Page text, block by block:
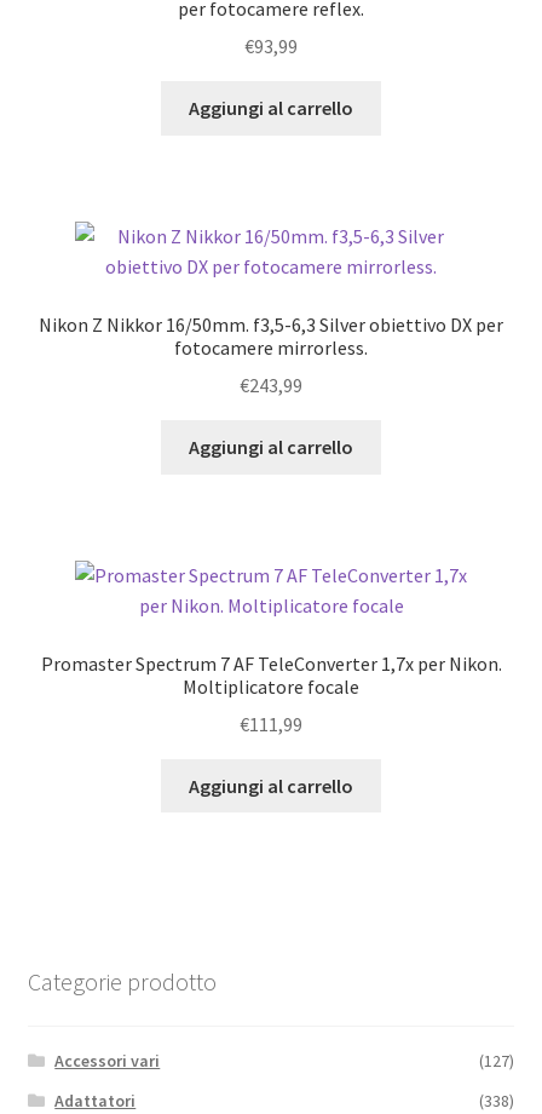
per fotocamere reflex.
€93,99
Aggiungi al carrello
Nikon Z Nikkor 16/50mm. f3,5-6,3 Silver obiettivo DX per
fotocamere mirrorless.
€243,99
Aggiungi al carrello
Promaster Spectrum 7 AF TeleConverter 1,7x per Nikon.
Moltiplicatore focale
€111,99
Aggiungi al carrello
Categorie prodotto
Accessori vari
(127)
Adattatori
(338)